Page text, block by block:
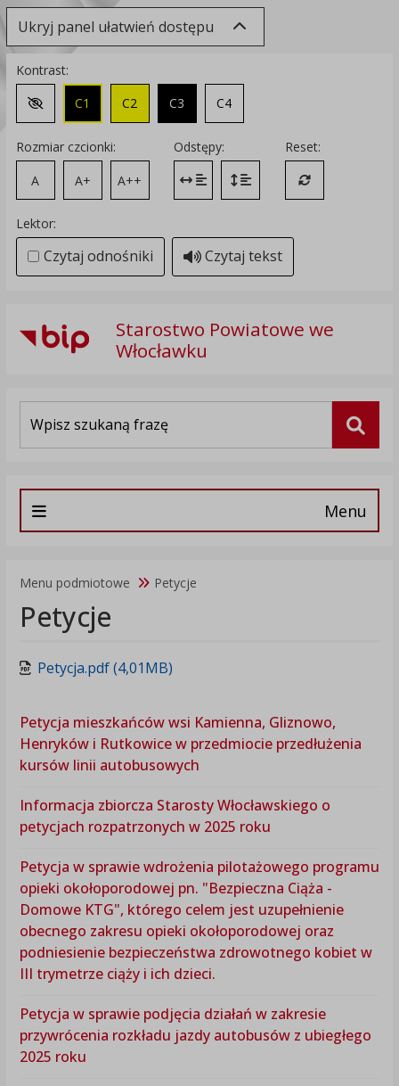
Ukryj panel ułatwień dostępu
Kontrast:
Zmień kontrast na domyślny
C1 C2 C3 C4
Rozmiar czcionki:
A
A+ A++
Odstępy:
Zmień odstęp między literami
Zmień interlinię i margines
Reset:
Przywróć
Lektor:
Czytaj odnośniki Czytaj tekst
Starostwo Powiatowe we
Włocławku
Menu
Menu podmiotowe Petycje
Petycje
Petycja.pdf (4,01MB)
Petycja mieszkańców wsi Kamienna, Gliznowo,
Henryków i Rutkowice w przedmiocie przedłużenia
kursów linii autobusowych
Informacja zbiorcza Starosty Włocławskiego o
petycjach rozpatrzonych w 2025 roku
Petycja w sprawie wdrożenia pilotażowego programu
opieki okołoporodowej pn. "Bezpieczna Ciąża -
Domowe KTG", którego celem jest uzupełnienie
obecnego zakresu opieki okołoporodowej oraz
podniesienie bezpieczeństwa zdrowotnego kobiet w
III trymetrze ciąży i ich dzieci.
Petycja w sprawie podjęcia działań w zakresie
przywrócenia rozkładu jazdy autobusów z ubiegłego
2025 roku